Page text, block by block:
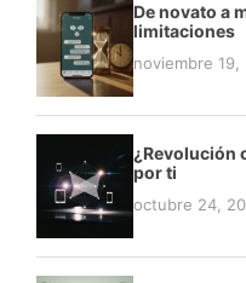
De novato a
limitaciones
noviembre 19,
¿Revolución
por ti
octubre 24,